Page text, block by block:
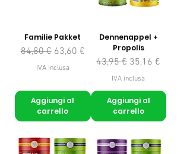
Familie Pakket
Prezzo regolare
84,80 € Prezzo scontato
63,60 €
IVA inclusa
Aggiungi al
carrello
Dennenappel +
Propolis
Prezzo regolare
43,95 € Prezzo scontato
35,16 €
IVA inclusa
Aggiungi al
carrello